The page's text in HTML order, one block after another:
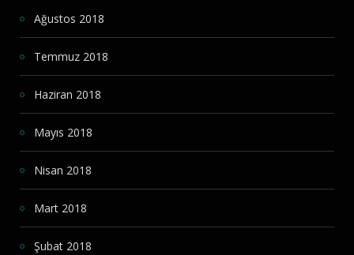
Ağustos 2018
Temmuz 2018
Haziran 2018
Mayıs 2018
Nisan 2018
Mart 2018
Şubat 2018